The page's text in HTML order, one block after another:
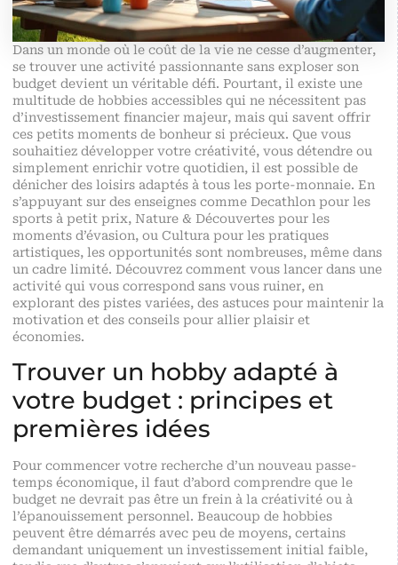
Dans un monde où le coût de la vie ne cesse d’augmenter,
se trouver une activité passionnante sans exploser son
budget devient un véritable défi. Pourtant, il existe une
multitude de hobbies accessibles qui ne nécessitent pas
d’investissement financier majeur, mais qui savent offrir
ces petits moments de bonheur si précieux. Que vous
souhaitiez développer votre créativité, vous détendre ou
simplement enrichir votre quotidien, il est possible de
dénicher des loisirs adaptés à tous les porte-monnaie. En
s’appuyant sur des enseignes comme Decathlon pour les
sports à petit prix, Nature & Découvertes pour les
moments d’évasion, ou Cultura pour les pratiques
artistiques, les opportunités sont nombreuses, même dans
un cadre limité. Découvrez comment vous lancer dans une
activité qui vous correspond sans vous ruiner, en
explorant des pistes variées, des astuces pour maintenir la
motivation et des conseils pour allier plaisir et
économies.
Trouver un hobby adapté à
votre budget : principes et
premières idées
Pour commencer votre recherche d’un nouveau passe-
temps économique, il faut d’abord comprendre que le
budget ne devrait pas être un frein à la créativité ou à
l’épanouissement personnel. Beaucoup de hobbies
peuvent être démarrés avec peu de moyens, certains
demandant uniquement un investissement initial faible,